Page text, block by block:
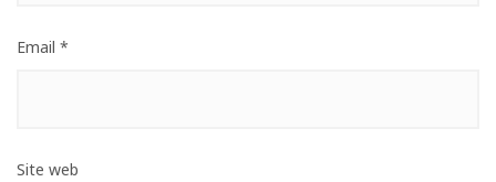
Email *
Site web